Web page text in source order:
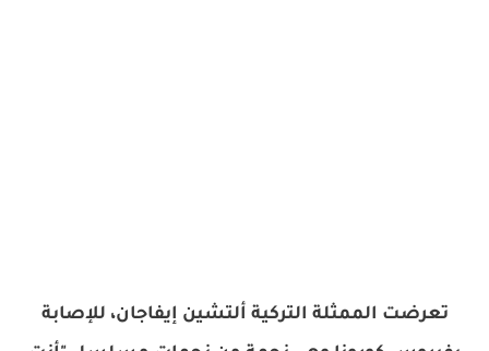
تعرضت الممثلة التركية ألتشين إيفاجان، للإصابة